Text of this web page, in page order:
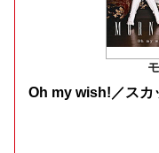
Oh my wish!／スカ